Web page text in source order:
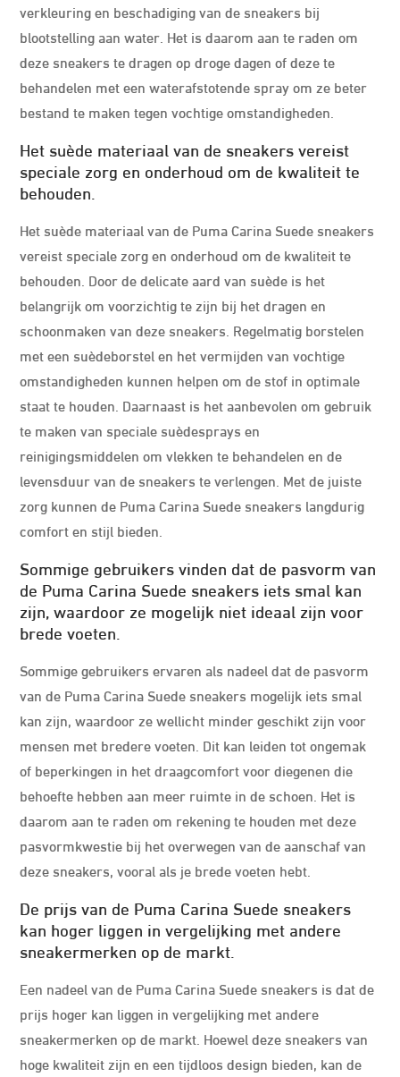
verkleuring en beschadiging van de sneakers bij
blootstelling aan water. Het is daarom aan te raden om
deze sneakers te dragen op droge dagen of deze te
behandelen met een waterafstotende spray om ze beter
bestand te maken tegen vochtige omstandigheden.
Het suède materiaal van de sneakers vereist
speciale zorg en onderhoud om de kwaliteit te
behouden.
Het suède materiaal van de Puma Carina Suede sneakers
vereist speciale zorg en onderhoud om de kwaliteit te
behouden. Door de delicate aard van suède is het
belangrijk om voorzichtig te zijn bij het dragen en
schoonmaken van deze sneakers. Regelmatig borstelen
met een suèdeborstel en het vermijden van vochtige
omstandigheden kunnen helpen om de stof in optimale
staat te houden. Daarnaast is het aanbevolen om gebruik
te maken van speciale suèdesprays en
reinigingsmiddelen om vlekken te behandelen en de
levensduur van de sneakers te verlengen. Met de juiste
zorg kunnen de Puma Carina Suede sneakers langdurig
comfort en stijl bieden.
Sommige gebruikers vinden dat de pasvorm van
de Puma Carina Suede sneakers iets smal kan
zijn, waardoor ze mogelijk niet ideaal zijn voor
brede voeten.
Sommige gebruikers ervaren als nadeel dat de pasvorm
van de Puma Carina Suede sneakers mogelijk iets smal
kan zijn, waardoor ze wellicht minder geschikt zijn voor
mensen met bredere voeten. Dit kan leiden tot ongemak
of beperkingen in het draagcomfort voor diegenen die
behoefte hebben aan meer ruimte in de schoen. Het is
daarom aan te raden om rekening te houden met deze
pasvormkwestie bij het overwegen van de aanschaf van
deze sneakers, vooral als je brede voeten hebt.
De prijs van de Puma Carina Suede sneakers
kan hoger liggen in vergelijking met andere
sneakermerken op de markt.
Een nadeel van de Puma Carina Suede sneakers is dat de
prijs hoger kan liggen in vergelijking met andere
sneakermerken op de markt. Hoewel deze sneakers van
hoge kwaliteit zijn en een tijdloos design bieden, kan de